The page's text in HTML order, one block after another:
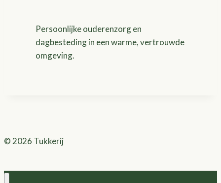
Persoonlijke ouderenzorg en
dagbesteding in een warme, vertrouwde
omgeving.
© 2026 Tukkerij